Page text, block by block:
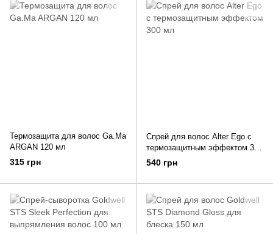
Термозащита для волос Ga.Ma
ARGAN 120 мл
315 грн
Спрей для волос Alter Ego с
термозащитным эффектом 300
мл
540 грн